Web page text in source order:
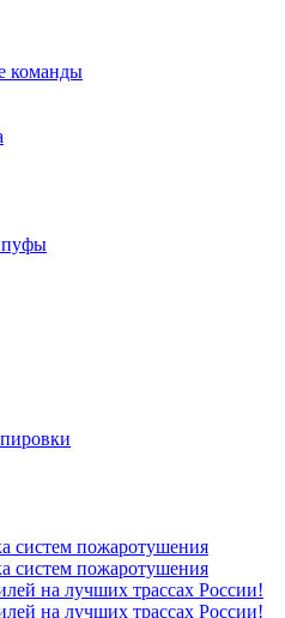
команды
пуфы
систем пожаротушения
систем пожаротушения
на лучших трассах России!
на лучших трассах России!